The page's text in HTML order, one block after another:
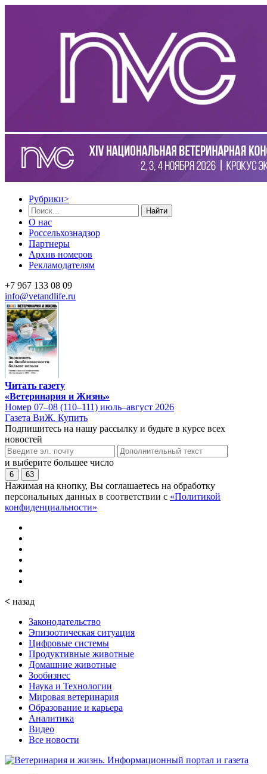
Рубрики>
Найти
О нас
Россельхознадзор
Партнеры
Архив номеров
Рекламодателям
+7 967 133 08 09
info@vetandlife.ru
Читать газету
«Ветеринария и Жизнь»
Номер 07–08 (110–111) июль–август 2026
Газета ВиЖ. Купить
Подпишитесь на нашу рассылку и будьте в курсе всех
новостей
и выберите большее число
6 63
Нажимая на кнопку, Вы соглашаетесь на обработку
персональных данных в соответствии с «Политикой
конфиденциальности»
< назад
Законодательство
Эпизоотическая ситуация
Цифровые системы
Продуктивные животные
Домашние животные
Зообизнес
Наука и Технологии
Мировая ветеринария
Образование и карьера
Аналитика
Видео
Все новости